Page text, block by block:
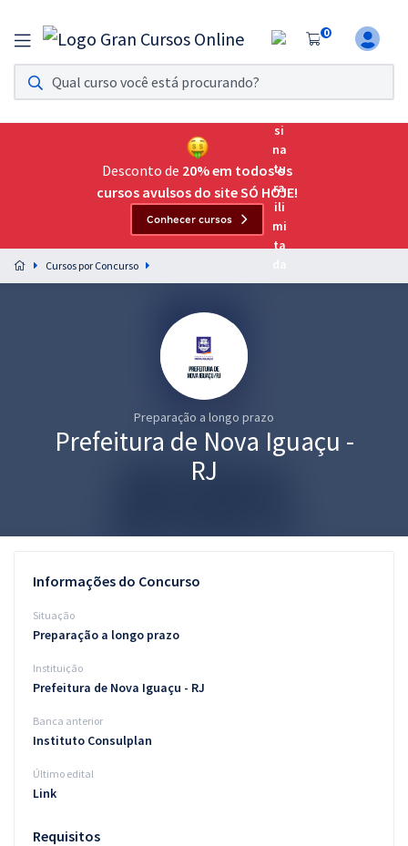
0
Assinatura Ilimitada 11
Acesso a todos os cursos. Teste grátis por 7 dias!
Assinatura OAB Até Passar
Acesso ilimitado a toda preparação para o Exame da
Preparação completa e intensiva para as principais
residências em saúde do Brasil
Conteúdo gratuito
Blog
Desconto de 20% em todos os
cursos avulsos do site SÓ HOJE!
Conhecer cursos
Cursos por Concurso
Preparação a longo prazo
Prefeitura de Nova Iguaçu -
RJ
Informações do Concurso
Situação
Preparação a longo prazo
Instituição
Prefeitura de Nova Iguaçu - RJ
Banca anterior
Instituto Consulplan
Último edital
Link
Requisitos